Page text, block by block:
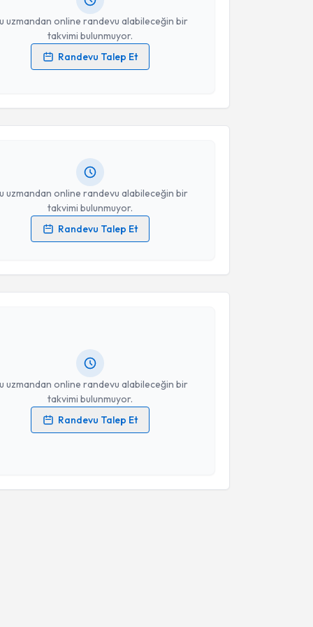
uzmandan online randevu alabileceğin bir
takvimi bulunmuyor.
Randevu Talep Et
verilerimin işlenmesine ilişkinAydınlatma Metni
uzmandan online randevu alabileceğin bir
takvimi bulunmuyor.
Randevu Talep Et
Talebi
verilerimin işlenmesine ilişkinAydınlatma Metni
kabul ediyorum.
uzmandan online randevu alabileceğin bir
takvimi bulunmuyor.
Randevu Talep Et
Talebi
Atmaca
verilerimin işlenmesine ilişkinAydınlatma Metni